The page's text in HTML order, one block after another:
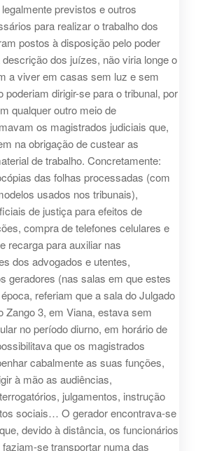
previstos e outros
para realizar o trabalho dos
postos à disposição pelo poder
dos juízes, não viria longe o
a viver em casas sem luz e sem
poderiam dirigir-se para o tribunal, por
qualquer outro meio de
os magistrados judiciais que,
na obrigação de custear as
de trabalho. Concretamente:
das folhas processadas (com
usados nos tribunais),
de justiça para efeitos de
compra de telefones celulares e
recarga para auxiliar nas
dos advogados e utentes,
geradores (nas salas em que estes
referiam que a sala do Julgado
Zango 3, em Viana, estava sem
no período diurno, em horário de
que os magistrados
cabalmente as suas funções,
à mão as audiências,
julgamentos, instrução
sociais… O gerador encontrava-se
devido à distância, os funcionários
se transportar numa das